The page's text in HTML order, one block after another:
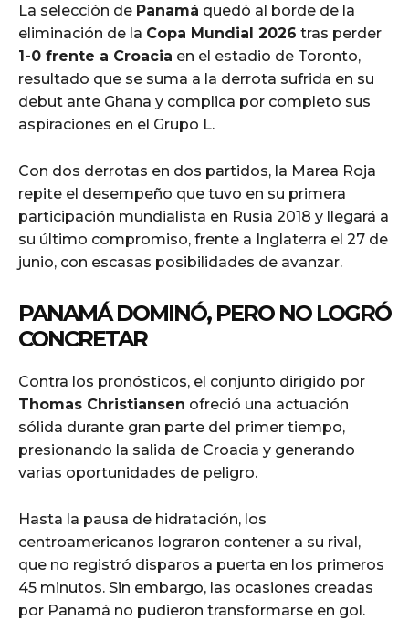
La selección de Panamá quedó al borde de la
eliminación de la Copa Mundial 2026 tras perder
1-0 frente a Croacia en el estadio de Toronto,
resultado que se suma a la derrota sufrida en su
debut ante Ghana y complica por completo sus
aspiraciones en el Grupo L.
Con dos derrotas en dos partidos, la Marea Roja
repite el desempeño que tuvo en su primera
participación mundialista en Rusia 2018 y llegará a
su último compromiso, frente a Inglaterra el 27 de
junio, con escasas posibilidades de avanzar.
PANAMÁ DOMINÓ, PERO NO LOGRÓ
CONCRETAR
Contra los pronósticos, el conjunto dirigido por
Thomas Christiansen ofreció una actuación
sólida durante gran parte del primer tiempo,
presionando la salida de Croacia y generando
varias oportunidades de peligro.
Hasta la pausa de hidratación, los
centroamericanos lograron contener a su rival,
que no registró disparos a puerta en los primeros
45 minutos. Sin embargo, las ocasiones creadas
por Panamá no pudieron transformarse en gol.